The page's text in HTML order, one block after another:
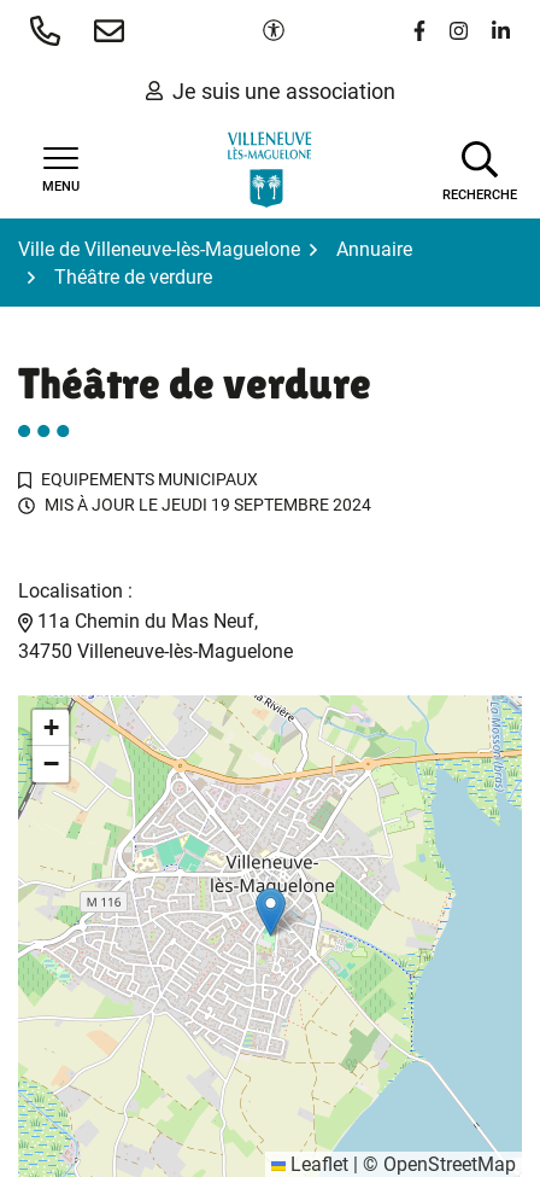
Aller
Paramètres d'accessibilité
Lien vers le
Lien vers
Lien
Je suis une association
MENU
RECHERCHE
Ville de Villeneuve-lès-Maguelone
Annuaire
Théâtre de verdure
Théâtre de verdure
EQUIPEMENTS MUNICIPAUX
MIS À JOUR LEJEUDI 19 SEPTEMBRE 2024
Localisation :
11a Chemin du Mas Neuf,
34750 Villeneuve-lès-Maguelone
+
−
Leaflet | © OpenStreetMap